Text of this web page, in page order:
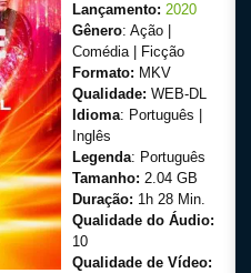
Lançamento: 2020
Gênero: Ação |
Comédia | Ficção
Formato: MKV
Qualidade: WEB-DL
Idioma: Português |
Inglês
Legenda: Português
Tamanho: 2.04 GB
Duração: 1h 28 Min.
Qualidade do Áudio:
10
Qualidade de Vídeo: